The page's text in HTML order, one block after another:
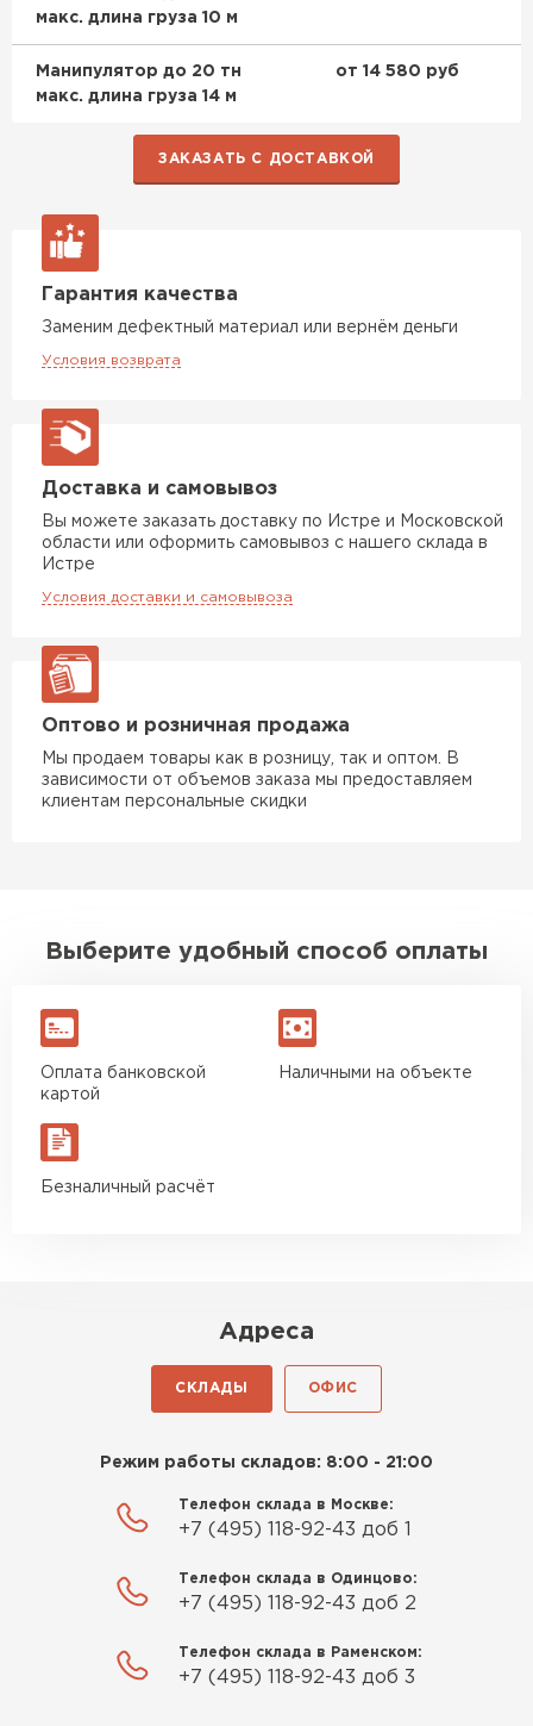
макс. длина груза 10 м
Манипулятор до 20 тн
макс. длина груза 14 м
от 14 580 руб
ЗАКАЗАТЬ С ДОСТАВКОЙ
Гарантия качества
Заменим дефектный материал или вернём деньги
Условия возврата
Доставка и самовывоз
Вы можете заказать доставку по Истре и Московской
области или оформить самовывоз с нашего склада в
Истре
Условия доставки и самовывоза
Оптово и розничная продажа
Мы продаем товары как в розницу, так и оптом. В
зависимости от объемов заказа мы предоставляем
клиентам персональные скидки
Выберите удобный способ оплаты
Оплата банковской
картой
Наличными на объекте
Безналичный расчёт
Адреса
СКЛАДЫ ОФИС
Режим работы складов: 8:00 - 21:00
Телефон склада в Москве:
+7 (495) 118-92-43 доб 1
Телефон склада в Одинцово:
+7 (495) 118-92-43 доб 2
Телефон склада в Раменском:
+7 (495) 118-92-43 доб 3
ПЕРЕЙТИ
Сэндвич-панели
ПЕРЕЙТИ
ПЕРЕЙТИ
Утеплитель Izolife
ВСЕ ПРОИЗВОДИТЕЛИ